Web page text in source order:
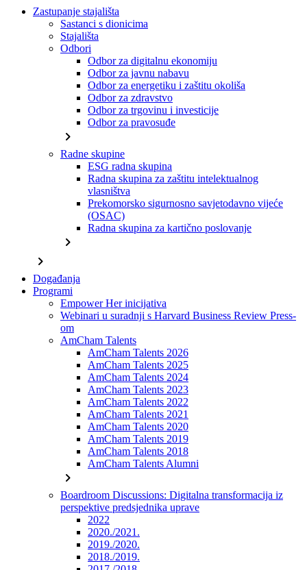
Zastupanje stajališta
Sastanci s dionicima
Stajališta
Odbori
Odbor za digitalnu ekonomiju
Odbor za javnu nabavu
Odbor za energetiku i zaštitu okoliša
Odbor za zdravstvo
Odbor za trgovinu i investicije
Odbor za pravosuđe
chevron_right
Radne skupine
ESG radna skupina
Radna skupina za zaštitu intelektualnog
vlasništva
Prekomorsko sigurnosno savjetodavno vijeće
(OSAC)
Radna skupina za kartično poslovanje
chevron_right
chevron_right
Događanja
Programi
Empower Her inicijativa
Webinari u suradnji s Harvard Business Review Press-
om
AmCham Talents
AmCham Talents 2026
AmCham Talents 2025
AmCham Talents 2024
AmCham Talents 2023
AmCham Talents 2022
AmCham Talents 2021
AmCham Talents 2020
AmCham Talents 2019
AmCham Talents 2018
AmCham Talents Alumni
chevron_right
Boardroom Discussions: Digitalna transformacija iz
perspektive predsjednika uprave
2022
2020./2021.
2019./2020.
2018./2019.